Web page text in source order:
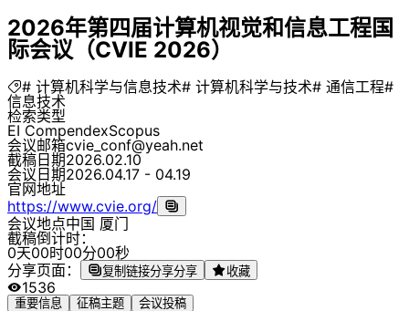
2026年第四届计算机视觉和信息工程国
际会议（CVIE 2026）
# 计算机科学与信息技术# 计算机科学与技术# 通信工程#
信息技术
检索类型
EI CompendexScopus
会议邮箱cvie_conf@yeah.net
截稿日期2026.02.10
会议日期2026.04.17 - 04.19
官网地址
https://www.cvie.org/
会议地点中国 厦门
截稿倒计时：
0天00时00分00秒
分享页面：
复制链接分享分享 收藏
1536
重要信息 征稿主题
会议投稿